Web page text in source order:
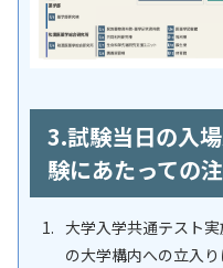
3.試験当日の入
験にあたっての
大学入学共通テスト
の大学構内への立入り